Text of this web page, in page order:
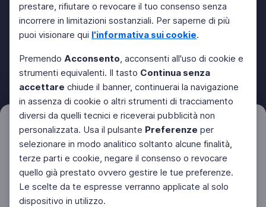
prestare, rifiutare o revocare il tuo consenso senza
incorrere in limitazioni sostanziali. Per saperne di più
puoi visionare qui l'informativa sui cookie.
Premendo Acconsento, acconsenti all'uso di cookie e
strumenti equivalenti. Il tasto Continua senza
accettare chiude il banner, continuerai la navigazione
in assenza di cookie o altri strumenti di tracciamento
diversi da quelli tecnici e riceverai pubblicità non
personalizzata. Usa il pulsante Preferenze per
selezionare in modo analitico soltanto alcune finalità,
terze parti e cookie, negare il consenso o revocare
quello già prestato ovvero gestire le tue preferenze.
Le scelte da te espresse verranno applicate al solo
dispositivo in utilizzo.
Filtri Azzera